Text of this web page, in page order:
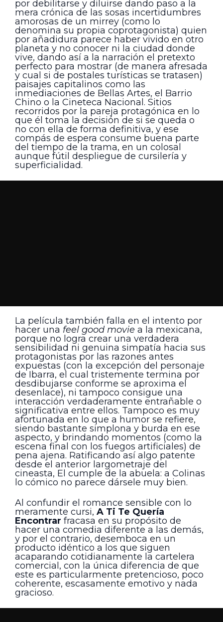
por debilitarse y diluirse dando paso a la
mera crónica de las sosas incertidumbres
amorosas de un mirrey (como lo
denomina su propia coprotagonista) quien
por añadidura parece haber vivido en otro
planeta y no conocer ni la ciudad donde
vive, dando así a la narración el pretexto
perfecto para mostrar (de manera afresada
y cual si de postales turísticas se tratasen)
paisajes capitalinos como las
inmediaciones de Bellas Artes, el Barrio
Chino o la Cineteca Nacional. Sitios
recorridos por la pareja protagónica en lo
que él toma la decisión de si se queda o
no con ella de forma definitiva, y ese
compás de espera consume buena parte
del tiempo de la trama, en un colosal
aunque fútil despliegue de cursilería y
superficialidad.
La película también falla en el intento por
hacer una feel good movie a la mexicana,
porque no logra crear una verdadera
sensibilidad ni genuina simpatía hacia sus
protagonistas por las razones antes
expuestas (con la excepción del personaje
de Ibarra, el cual tristemente termina por
desdibujarse conforme se aproxima el
desenlace), ni tampoco consigue una
interacción verdaderamente entrañable o
significativa entre ellos. Tampoco es muy
afortunada en lo que a humor se refiere,
siendo bastante simplona y burda en ese
aspecto, y brindando momentos (como la
escena final con los fuegos artificiales) de
pena ajena. Ratificando así algo patente
desde el anterior largometraje del
cineasta, El cumple de la abuela: a Colinas
lo cómico no parece dársele muy bien.
Al confundir el romance sensible con lo
meramente cursi, A Ti Te Quería
Encontrar fracasa en su propósito de
hacer una comedia diferente a las demás,
y por el contrario, desemboca en un
producto idéntico a los que siguen
acaparando cotidianamente la cartelera
comercial, con la única diferencia de que
este es particularmente pretencioso, poco
coherente, escasamente emotivo y nada
gracioso.